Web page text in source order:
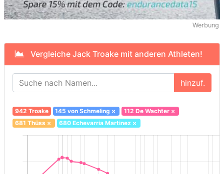
Werbung
Vergleiche Jack Troake mit anderen Athleten!
hinzuf.
942 Troake 145 von Schmeling × 112 De Wachter×
681 Thüss× 680 Echevarria Martinez ×